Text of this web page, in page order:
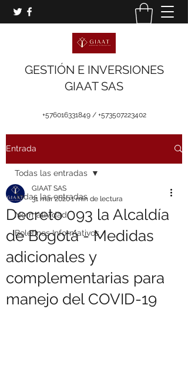
GESTIÓN E INVERSIONES
GIAAT SAS
+576016331849/ +573507223402
Entrada
Todas las entradas
Normatividad
Boletines Informativos
Todas las entradas
Decreto 093 la Alcaldía
de Bogotá - Medidas
adicionales y
complementarias para
manejo del COVID-19
GIAAT SAS
31 mar 20201 min de lectura